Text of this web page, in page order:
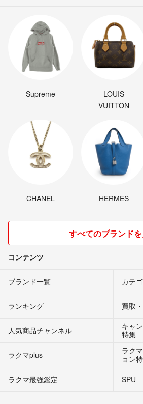
Supreme
LOUIS
VUITTON
CHANEL HERMES
すべてのブランド
コンテンツ
ブランド一覧 カテ
ランキング 買取
人気商品チャンネル
キャ
特集
ラクマplus
ラク
ョン
ラクマ最強鑑定
SPU